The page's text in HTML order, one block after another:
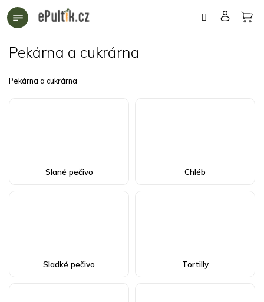
Přejít
na
Pekárna a cukrárna
Pekárna a cukrárna
Slané pečivo Chléb
Sladké pečivo Tortilly